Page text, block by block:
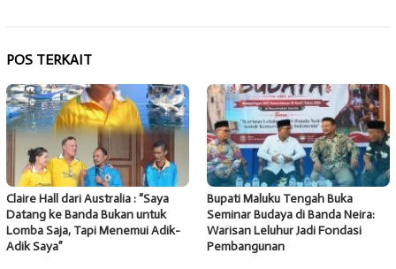
POS TERKAIT
Claire Hall dari Australia : “Saya
Datang ke Banda Bukan untuk
Lomba Saja, Tapi Menemui Adik-
Adik Saya”
Bupati Maluku Tengah Buka
Seminar Budaya di Banda Neira:
Warisan Leluhur Jadi Fondasi
Pembangunan